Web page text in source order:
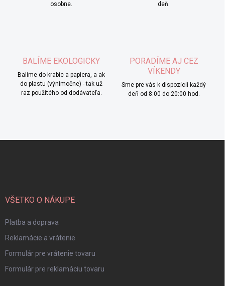
osobne.
deň.
BALÍME EKOLOGICKY
Balíme do krabíc a papiera, a ak
do plastu (výnimočne) - tak už
raz použitého od dodávateľa.
PORADÍME AJ CEZ
VÍKENDY
Sme pre vás k dispozícii každý
deň od 8:00 do 20:00 hod.
VŠETKO O NÁKUPE
Platba a doprava
Reklamácie a vrátenie
Formulár pre vrátenie tovaru
Formulár pre reklamáciu tovaru